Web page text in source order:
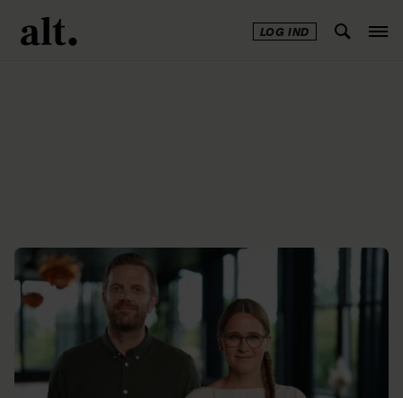
LOG IND